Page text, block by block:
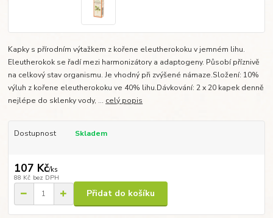
Kapky s přírodním výtažkem z kořene eleutherokoku v jemném lihu.
Eleutherokok se řadí mezi harmonizátory a adaptogeny. Působí příznivě
na celkový stav organismu. Je vhodný při zvýšené námaze.Složení: 10%
výluh z kořene eleutherokoku ve 40% lihu.Dávkování: 2 x 20 kapek denně
nejlépe do sklenky vody, ... celý popis
Dostupnost Skladem
107 Kč/ks
88 Kč bez DPH
Přidat do košíku